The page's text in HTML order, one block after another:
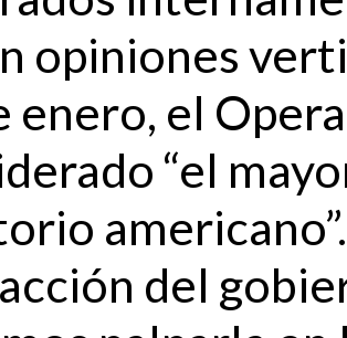
opiniones
enero, el
“el
americano”.
del